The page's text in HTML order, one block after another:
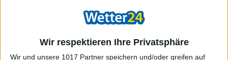
Wir respektieren Ihre Privatsphäre
Wir und unsere 1017 Partner speichern und/oder greifen auf